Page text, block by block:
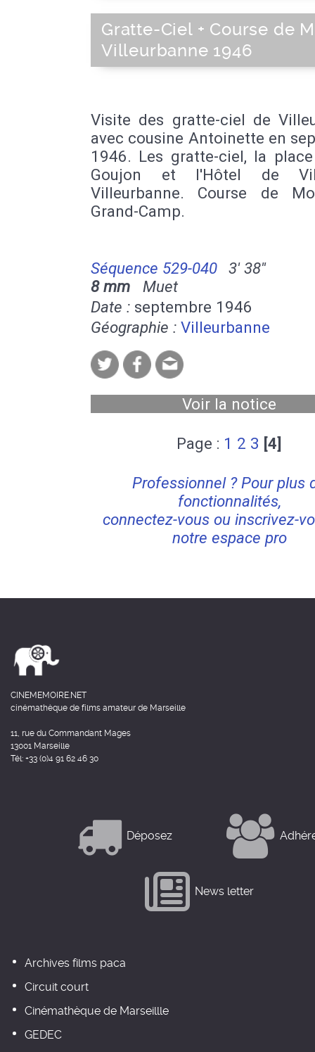
Gratte-Ciel + Course de
Villeurbanne 1946
Visite des gratte-ciel de
avec cousine Antoinette en
1946. Les gratte-ciel, la
Goujon et l'Hôtel de
Villeurbanne. Course de
Grand-Camp.
Séquence 529-040
3' 38''
8 mm Muet
Date : septembre 1946
Géographie : Villeurbanne
Voir la notice
Page : 1 2 3 [4]
Professionnel ? Pour plus
fonctionnalités,
connectez-vous ou inscrivez-
notre espace pro
CINEMEMOIRE.NET
cinémathèque de films amateur de Marseille
11, rue du Commandant Mages
13001 Marseille
Tél: +33 (0)4 91 62 46 30
Déposez
News letter
Archives films paca
Circuit court
Cinémathèque de Marseillle
GEDEC